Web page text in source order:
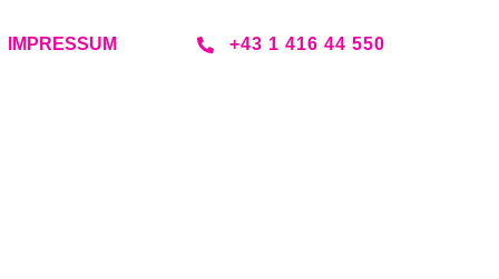
IMPRESSUM +43 1 416 44 550